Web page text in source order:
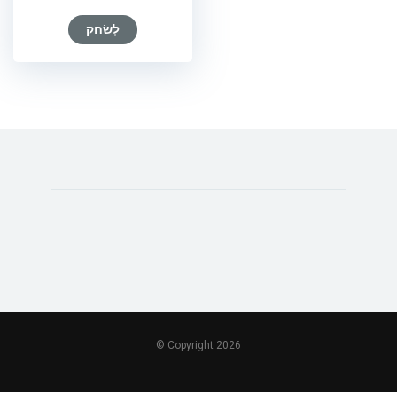
לְשַׂחֵק
© Copyright 2026